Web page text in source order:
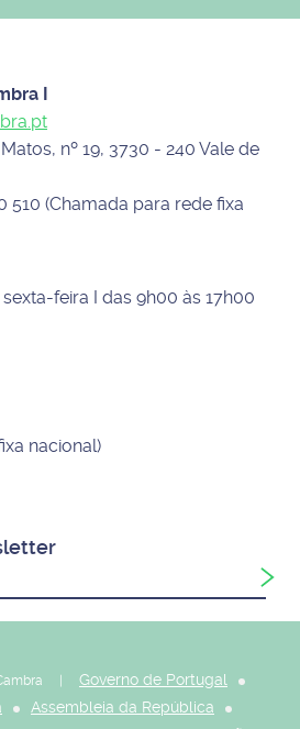
I
nº 19, 3730 - 240 Vale de
510 (Chamada para rede fixa
feira I das 9h00 às 17h00
nacional)
|
Governo de Portugal
Assembleia da República